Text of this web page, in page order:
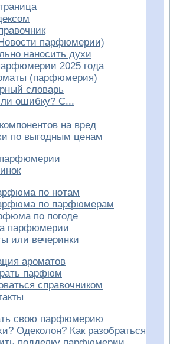
парфюмерии)
наносить духи
2025 года
(парфюмерия)
словарь
ошибку? С...
на вред
по выгодным ценам
по нотам
по парфюмерам
по погоде
парфюмерии
или вечеринки
ароматов
парфюм
справочником
свою парфюмерию
Одеколон? Как разобраться